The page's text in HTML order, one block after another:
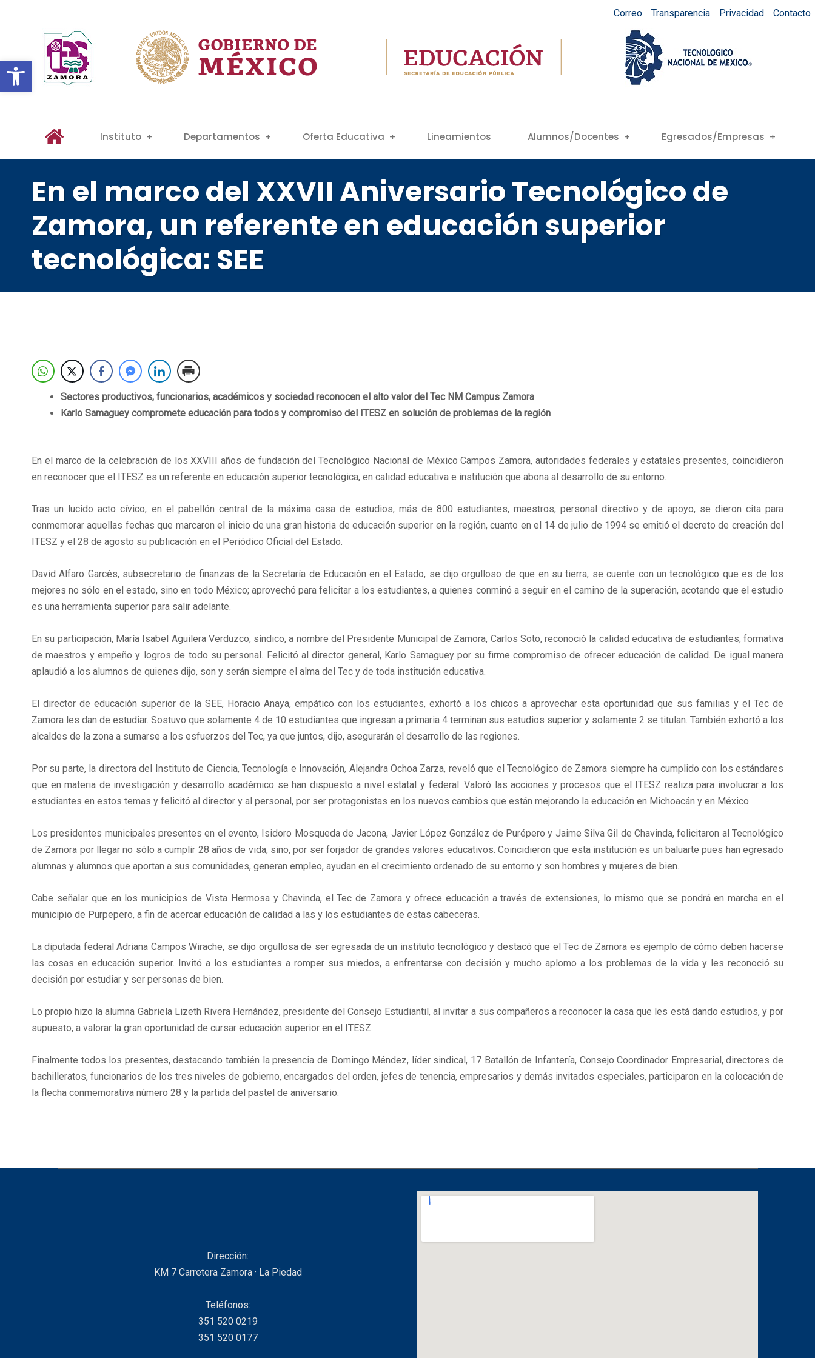
Abrir barra de herramientas
Correo Transparencia Privacidad Contacto
Instituto Departamentos Oferta Educativa Lineamientos Alumnos/Docentes Egresados/Empresas
En el marco del XXVII Aniversario Tecnológico de
Zamora, un referente en educación superior
tecnológica: SEE
Sectores productivos, funcionarios, académicos y sociedad reconocen el alto valor del Tec NM Campus Zamora
Karlo Samaguey compromete educación para todos y compromiso del ITESZ en solución de problemas de la región
En el marco de la celebración de los XXVIII años de fundación del Tecnológico Nacional de México Campos Zamora, autoridades federales y estatales presentes, coincidieron
en reconocer que el ITESZ es un referente en educación superior tecnológica, en calidad educativa e institución que abona al desarrollo de su entorno.
Tras un lucido acto cívico, en el pabellón central de la máxima casa de estudios, más de 800 estudiantes, maestros, personal directivo y de apoyo, se dieron cita para
conmemorar aquellas fechas que marcaron el inicio de una gran historia de educación superior en la región, cuanto en el 14 de julio de 1994 se emitió el decreto de creación del
ITESZ y el 28 de agosto su publicación en el Periódico Oficial del Estado.
David Alfaro Garcés, subsecretario de finanzas de la Secretaría de Educación en el Estado, se dijo orgulloso de que en su tierra, se cuente con un tecnológico que es de los
mejores no sólo en el estado, sino en todo México; aprovechó para felicitar a los estudiantes, a quienes conminó a seguir en el camino de la superación, acotando que el estudio
es una herramienta superior para salir adelante.
En su participación, María Isabel Aguilera Verduzco, síndico, a nombre del Presidente Municipal de Zamora, Carlos Soto, reconoció la calidad educativa de estudiantes, formativa
de maestros y empeño y logros de todo su personal. Felicitó al director general, Karlo Samaguey por su firme compromiso de ofrecer educación de calidad. De igual manera
aplaudió a los alumnos de quienes dijo, son y serán siempre el alma del Tec y de toda institución educativa.
El director de educación superior de la SEE, Horacio Anaya, empático con los estudiantes, exhortó a los chicos a aprovechar esta oportunidad que sus familias y el Tec de
Zamora les dan de estudiar. Sostuvo que solamente 4 de 10 estudiantes que ingresan a primaria 4 terminan sus estudios superior y solamente 2 se titulan. También exhortó a los
alcaldes de la zona a sumarse a los esfuerzos del Tec, ya que juntos, dijo, asegurarán el desarrollo de las regiones.
Por su parte, la directora del Instituto de Ciencia, Tecnología e Innovación, Alejandra Ochoa Zarza, reveló que el Tecnológico de Zamora siempre ha cumplido con los estándares
que en materia de investigación y desarrollo académico se han dispuesto a nivel estatal y federal. Valoró las acciones y procesos que el ITESZ realiza para involucrar a los
estudiantes en estos temas y felicitó al director y al personal, por ser protagonistas en los nuevos cambios que están mejorando la educación en Michoacán y en México.
Los presidentes municipales presentes en el evento, Isidoro Mosqueda de Jacona, Javier López González de Purépero y Jaime Silva Gil de Chavinda, felicitaron al Tecnológico
de Zamora por llegar no sólo a cumplir 28 años de vida, sino, por ser forjador de grandes valores educativos. Coincidieron que esta institución es un baluarte pues han egresado
alumnas y alumnos que aportan a sus comunidades, generan empleo, ayudan en el crecimiento ordenado de su entorno y son hombres y mujeres de bien.
Cabe señalar que en los municipios de Vista Hermosa y Chavinda, el Tec de Zamora y ofrece educación a través de extensiones, lo mismo que se pondrá en marcha en el
municipio de Purpepero, a fin de acercar educación de calidad a las y los estudiantes de estas cabeceras.
La diputada federal Adriana Campos Wirache, se dijo orgullosa de ser egresada de un instituto tecnológico y destacó que el Tec de Zamora es ejemplo de cómo deben hacerse
las cosas en educación superior. Invitó a los estudiantes a romper sus miedos, a enfrentarse con decisión y mucho aplomo a los problemas de la vida y les reconoció su
decisión por estudiar y ser personas de bien.
Lo propio hizo la alumna Gabriela Lizeth Rivera Hernández, presidente del Consejo Estudiantil, al invitar a sus compañeros a reconocer la casa que les está dando estudios, y por
supuesto, a valorar la gran oportunidad de cursar educación superior en el ITESZ.
Finalmente todos los presentes, destacando también la presencia de Domingo Méndez, líder sindical, 17 Batallón de Infantería, Consejo Coordinador Empresarial, directores de
bachilleratos, funcionarios de los tres niveles de gobierno, encargados del orden, jefes de tenencia, empresarios y demás invitados especiales, participaron en la colocación de
la flecha conmemorativa número 28 y la partida del pastel de aniversario.
Dirección:
KM 7 Carretera Zamora · La Piedad
Teléfonos:
351 520 0219
351 520 0177